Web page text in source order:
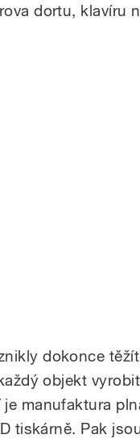
dortu, klavíru
dokonce
objekt
manufaktura
tiskárně. Pak